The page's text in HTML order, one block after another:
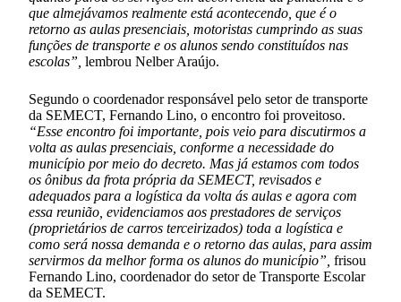
que almejávamos realmente está acontecendo, que é o
retorno as aulas presenciais, motoristas cumprindo as suas
funções de transporte e os alunos sendo constituídos nas
escolas”, lembrou Nelber Araújo.
Segundo o coordenador responsável pelo setor de transporte
da SEMECT, Fernando Lino, o encontro foi proveitoso.
“Esse encontro foi importante, pois veio para discutirmos a
volta as aulas presenciais, conforme a necessidade do
município por meio do decreto. Mas já estamos com todos
os ônibus da frota própria da SEMECT, revisados e
adequados para a logística da volta ás aulas e agora com
essa reunião, evidenciamos aos prestadores de serviços
(proprietários de carros terceirizados) toda a logística e
como será nossa demanda e o retorno das aulas, para assim
servirmos da melhor forma os alunos do município”, frisou
Fernando Lino, coordenador do setor de Transporte Escolar
da SEMECT.